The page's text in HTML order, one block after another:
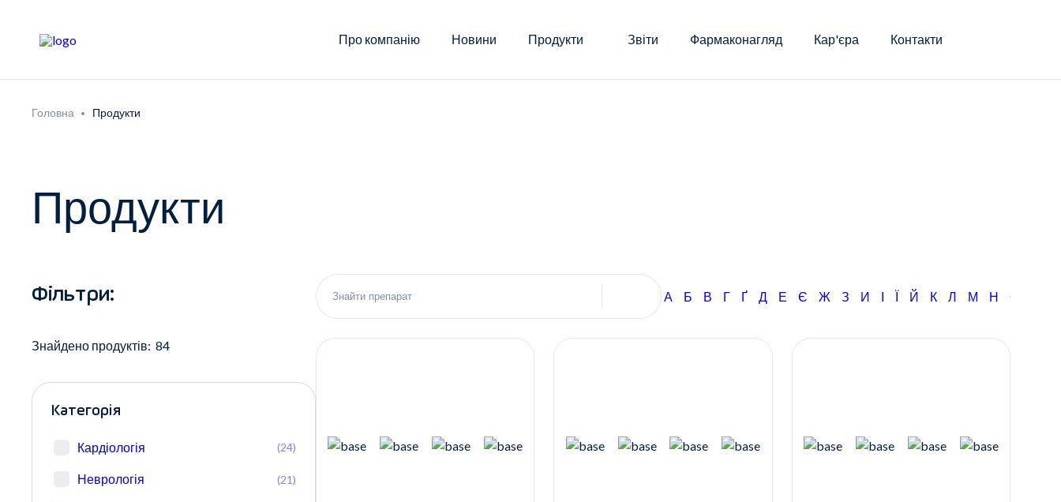
Про компанію Новини Продукти Звіти Фармаконагляд Кар'єра Контакти
Головна Продукти
Продукти
Фільтри:
Знайдено продуктів: 84
Категорія
Кардіологія (24)
Неврологія (21)
А Б В Г Ґ Д Е Є Ж З И І Ї Й К Л М Н О